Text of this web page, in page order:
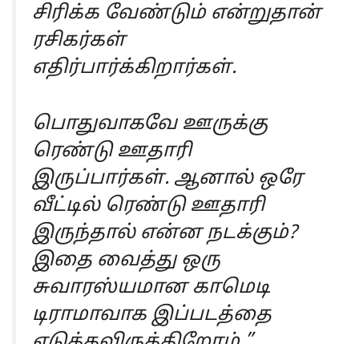
சிரிக்க வேண்டும் என்றுதான்
ரசிகர்கள்
எதிர்பார்க்கிறார்கள்.
பொதுவாகவே ஊருக்கு
ரெண்டு ஊதாரி
இருப்பார்கள். ஆனால் ஒரே
வீட்டில் ரெண்டு ஊதாரி
இருந்தால் என்ன நடக்கும்?
இதை வைத்து ஒரு
சுவாரஸ்யமான காமெடி
டிராமாவாக இப்படத்தை